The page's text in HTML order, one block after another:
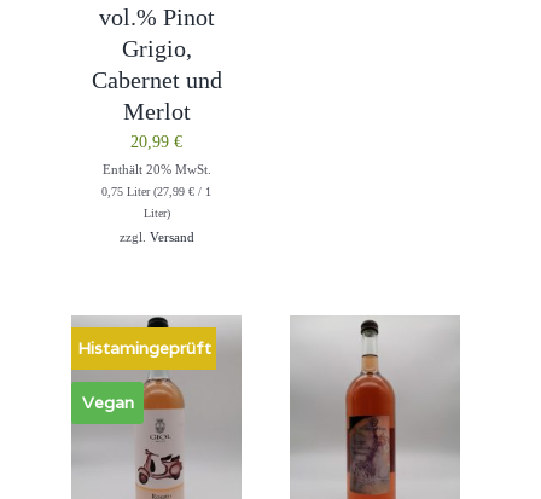
vol.% Pinot
Grigio,
Cabernet und
Merlot
20,99€
Enthält 20% MwSt.
0,75 Liter (27,99€ / 1
Liter)
zzgl. Versand
Histamingeprüft
Vegan